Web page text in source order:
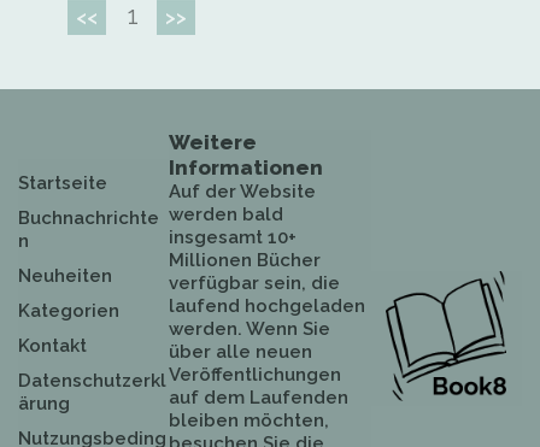
<< 1 >>
Startseite
Buchnachrichte
n
Neuheiten
Kategorien
Kontakt
Datenschutzerkl
ärung
Nutzungsbeding
Weitere
Informationen
Auf der Website
werden bald
insgesamt 10+
Millionen Bücher
verfügbar sein, die
laufend hochgeladen
werden. Wenn Sie
über alle neuen
Veröffentlichungen
auf dem Laufenden
bleiben möchten,